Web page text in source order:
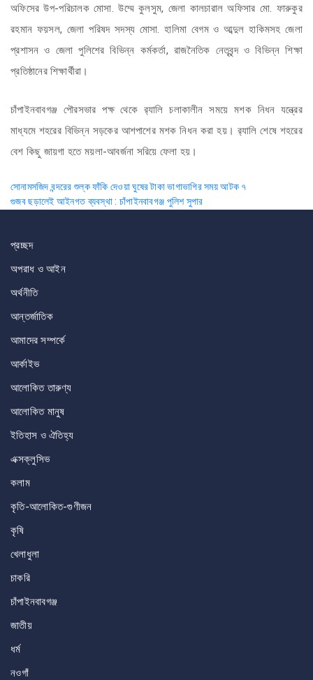
অফিসের উপ-পরিচালক মোসা. উম্মে কুলসুম, জেলা কালচারাল অফিসার মো. ফারুকুর
রহমান ফয়সল, জেলা পরিষদ সদস্য মোসা. হালিমা বেগম ও আব্দুল হাকিমসহ জেলা
প্রশাসন ও জেলা পুলিশের বিভিন্ন কর্মকর্তা, রাজনৈতিক নেতৃবৃন্দ ও বিভিন্ন শিক্ষা
প্রতিষ্ঠানের শিক্ষার্থীরা।
চাঁপাইনবাবগঞ্জ পৌরসভার পক্ষ থেকে র‌্যালি চলাকালীন সময়ে মশক নিধন যন্ত্রের
মাধ্যমে শহরের বিভিন্ন সড়কের আশপাশের মশক নিধন করা হয়। র‌্যালি শেষে শহরের
বেশ কিছু জায়গা হতে ময়লা-আবর্জনা সরিয়ে ফেলা হয়।
Post
navigation
সোনামসজিদ বন্দরের শুল্ক ফাঁকি দেওয়া ঘুষের টাকা ভাগাভাগির সময় আটক ৭
গুজব ছড়ালেই আইনগত ব্যবস্থা : চাঁপাইনবাবগঞ্জ পুলিশ সুপার
প্রচ্ছদ
অপরাধ ও আইন
অর্থনীতি
আন্তর্জাতিক
আমাদের সম্পর্কে
আর্কাইভ
আলোকিত তারুণ্য
আলোকিত মানুষ
ইতিহাস ও ঐতিহ্য
এক্সক্লুসিভ
কলাম
কৃতি-আলোকিত-গুণীজন
কৃষি
খেলাধুলা
চাকরি
চাঁপাইনবাবগঞ্জ
জাতীয়
ধর্ম
নওগাঁ